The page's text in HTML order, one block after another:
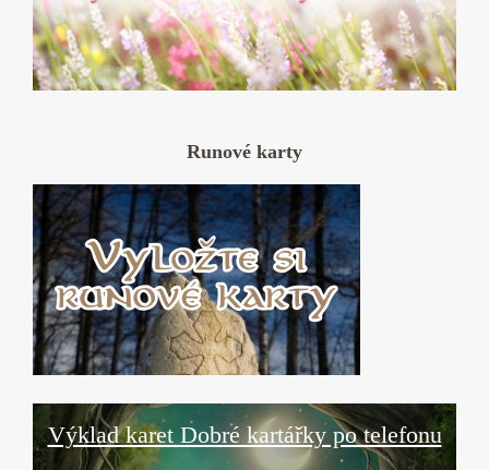
Runové karty
Výklad karet Dobré kartářky po telefonu